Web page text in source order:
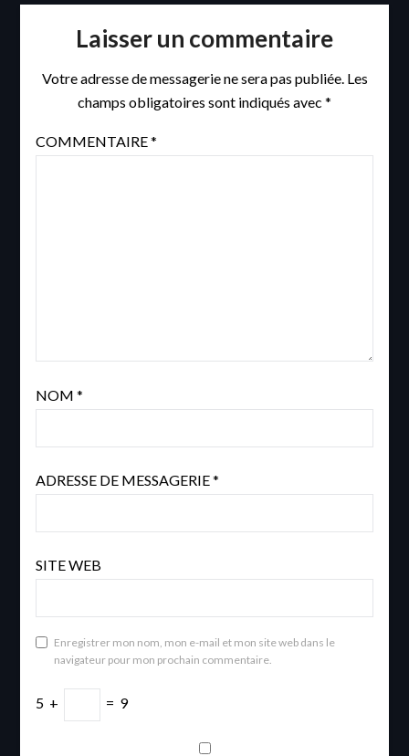
Laisser un commentaire
Votre adresse de messagerie ne sera pas publiée. Les
champs obligatoires sont indiqués avec *
COMMENTAIRE*
NOM *
ADRESSE DE MESSAGERIE*
SITE WEB
Enregistrer mon nom, mon e-mail et mon site web dans le
navigateur pour mon prochain commentaire.
5 + = 9